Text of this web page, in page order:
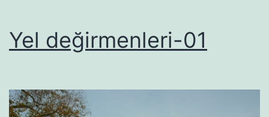
Yel değirmenleri-01